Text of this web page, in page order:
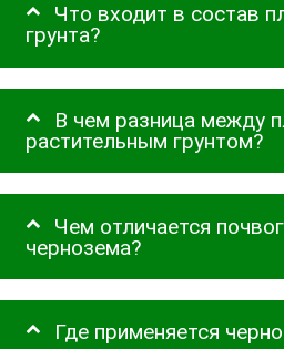
Что входит в состав
грунта?
В чем разница между
растительным грунтом?
Чем отличается
чернозема?
Где применяется